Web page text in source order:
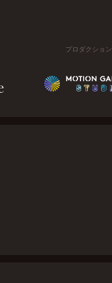
プロダクション